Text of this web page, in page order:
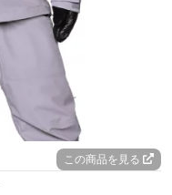
この商品を見る